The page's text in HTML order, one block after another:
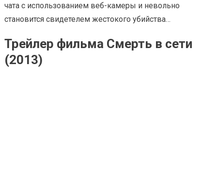
чата с использованием веб-камеры и невольно
становится свидетелем жестокого убийства…
Трейлер фильма Смерть в сети
(2013)